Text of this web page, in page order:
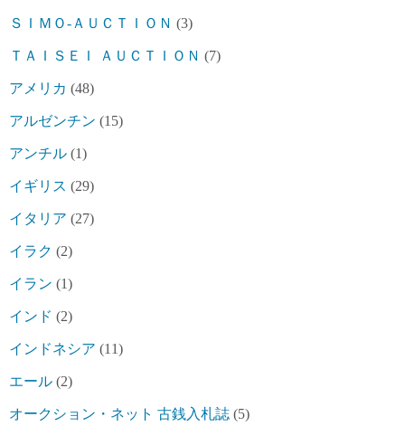
ＳＩＭＯ-ＡＵＣＴＩＯＮ (3)
ＴＡＩＳＥＩ ＡＵＣＴＩＯＮ (7)
アメリカ (48)
アルゼンチン (15)
アンチル (1)
イギリス (29)
イタリア (27)
イラク (2)
イラン (1)
インド (2)
インドネシア (11)
エール (2)
オークション・ネット 古銭入札誌 (5)